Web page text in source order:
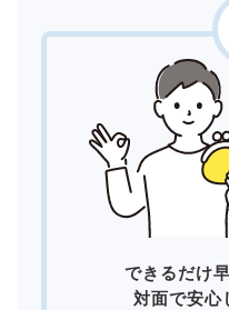
できるだけ
対面で安心